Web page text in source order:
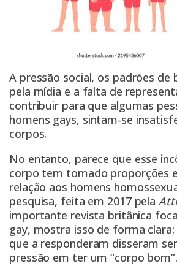
A pressão social, os padrões de
pela mídia e a falta de
contribuir para que algumas
homens gays, sintam-se
corpos.
No entanto, parece que esse
corpo tem tomado proporções
relação aos homens
pesquisa, feita em 2017 pela
importante revista britânica
gay, mostra isso de forma
que a responderam disseram
pressão em ter um “corpo bom”.